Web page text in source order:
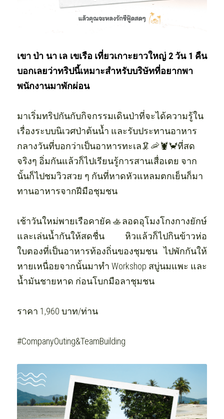
เขา ป่า นา เล เขเรือ เที่ยวเกาะยาวใหญ่ 2 วัน 1 คืน
บอกเลยว่าทริปนี้เหมาะสำหรับบริษัทที่อยากพา
พนักงานมาพักผ่อน
มาเริ่มทริปกันกับกิจกรรมเดินป่าที่จะได้ความรู้ใน
เรื่องระบบนิเวศป่าต้นน้ำ และรับประทานอาหาร
กลางวันที่บอกว่าเป็นอาหารทะเล🦑🦐🦞🦀ที่สด
จริงๆ อิ่มกันแล้วก็ไปเรียนรู้การสานเสื่อเตย จาก
นั้นก็ไปชมวิวสวย ๆ กันที่หาดหัวแหลมตกเย็นก็มา
ทานอาหารจากฝีมือชุมชน
เช้าวันใหม่พายเรือคายัค🚣ลอดอุโมงโกงกางยักษ์
และเล่นน้ำกันให้สดชื่น หิวแล้วก็ไปกินข้าวห่อ
ใบตองที่เป็นอาหารท้องถิ่นของชุมชน ไปพักกันให้
หายเหนื่อยจากนั้นมาทำ Workshop สบู่นมแพะ และ
น้ำมันชายหาด ก่อนโบกมือลาชุมชน
ราคา 1,960 บาท/ท่าน
#CompanyOuting&TeamBuilding